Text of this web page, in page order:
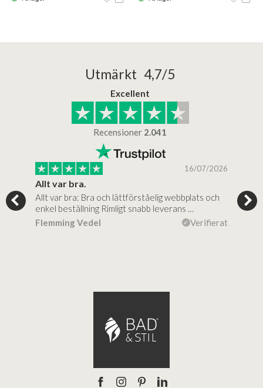
Utmärkt 4,7/5
Excellent
Recensioner 2.041
16/07/2026
Allt var bra.
Allt var bra: Bra och lättförståelig webbplats och
enkel beställning Rimligt snabb leverans …
Flemming Vedel
Verifierat
Jag